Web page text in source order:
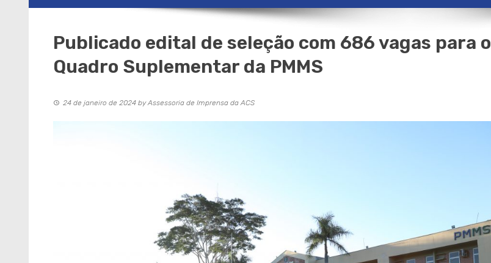
Publicado edital de seleção com 686 vagas para o
Quadro Suplementar da PMMS
24 de janeiro de 2024 byAssessoria de Imprensa da ACS